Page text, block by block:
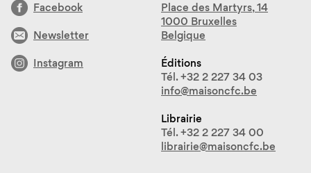
Facebook
Newsletter
Instagram
Place des Martyrs, 14
1000 Bruxelles
Belgique
Éditions
Tél. +32 2 227 34 03
info@maisoncfc.be
Librairie
Tél. +32 2 227 34 00
librairie@maisoncfc.be